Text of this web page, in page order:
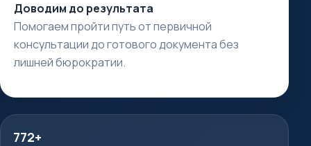
Доводим до результата
Помогаем пройти путь от первичной
консультации до готового документа без
лишней бюрократии.
772+